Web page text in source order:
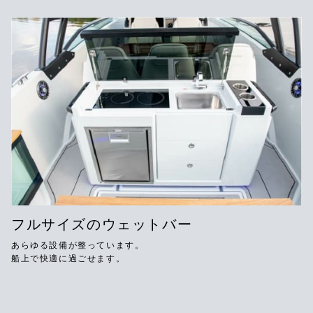
フルサイズのウェットバー
あらゆる設備が整っています。
船上で快適に過ごせます。